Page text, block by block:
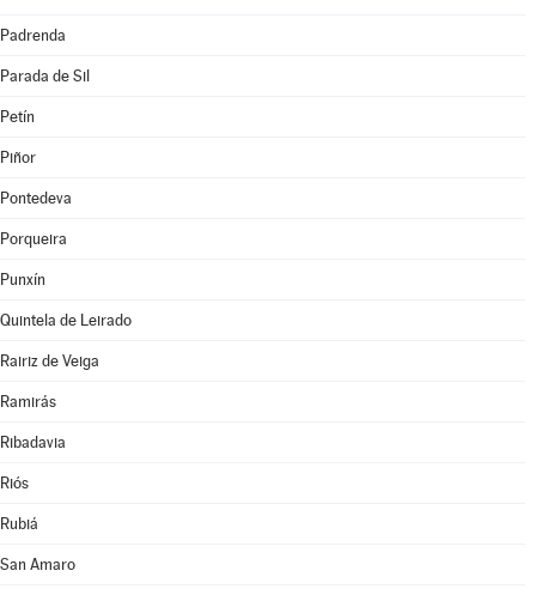
Padrenda
Parada de Sil
Petín
Piñor
Pontedeva
Porqueira
Punxín
Quintela de Leirado
Rairiz de Veiga
Ramirás
Ribadavia
Riós
Rubiá
San Amaro